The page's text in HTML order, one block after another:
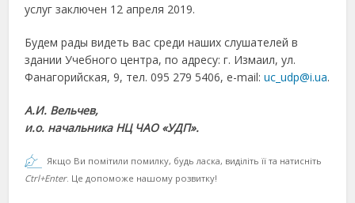
услуг заключен 12 апреля 2019.
Будем рады видеть вас среди наших слушателей в
здании Учебного центра, по адресу: г. Измаил, ул.
Фанагорийская, 9, тел. 095 279 5406, e-mail:uc_udp@i.ua.
А.И. Вельчев,
и.о. начальника НЦ ЧАО «УДП».
Якщо Ви помітили помилку, будь ласка, виділіть її та натисніть
Ctrl+Enter. Це допоможе нашому розвитку!